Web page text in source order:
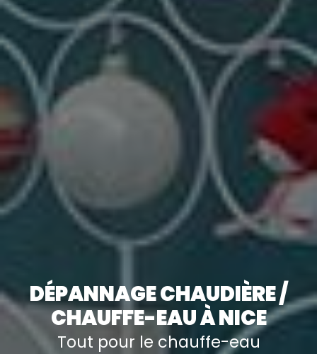
DÉPANNAGE CHAUDIÈRE /
CHAUFFE-EAU À NICE
Tout pour le chauffe-eau